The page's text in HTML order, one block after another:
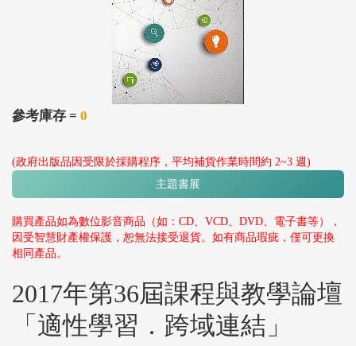
參考庫存 = 0
(政府出版品因受限於採購程序，平均補貨作業時間約 2~3 週)
主題書展
購買產品如為數位影音商品（如：CD、VCD、DVD、電子書等），
因受智慧財產權保護，恕無法接受退貨。如有商品瑕疵，僅可更換
相同產品。
2017年第36屆課程與教學論壇
「適性學習．跨域連結」